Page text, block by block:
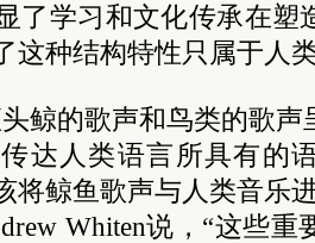
了学习和文化传承在塑
这种结构特性只属于人
鲸的歌声和鸟类的歌
达人类语言所具有的
将鲸鱼歌声与人类音乐
Whiten说，“这些重